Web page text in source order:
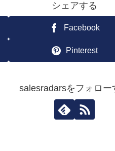
シェアする
Facebook
Pinterest
salesradarsをフォロー